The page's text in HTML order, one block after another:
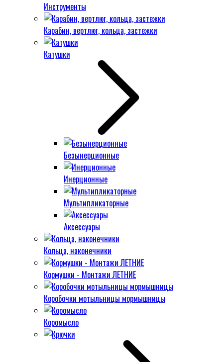
Инструменты
Карабин, вертлюг, кольца, застежки
Катушки
Безынерционные
Инерционные
Мультипликаторные
Аксессуары
Кольца, наконечники
Кормушки - Монтажи ЛЕТНИЕ
Коробочки мотыльницы мормышницы
Коромысло